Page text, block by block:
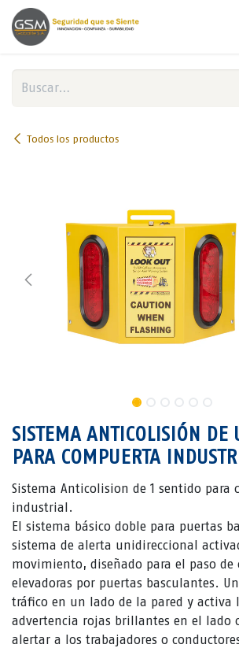
Ir al contenido
Todos los productos
SISTEMA ANTICOLISIÓN DE
PARA COMPUERTA
Sistema Anticolision de 1 sentido para
industrial.
El sistema básico doble para puertas
sistema de alerta unidireccional
movimiento, diseñado para el paso de
elevadoras por puertas basculantes.
tráfico en un lado de la pared y activa
advertencia rojas brillantes en el lado
alertar a los trabajadores o